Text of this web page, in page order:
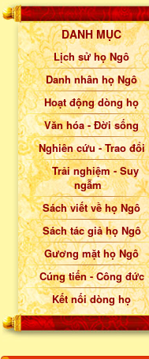
DANH MỤC
Lịch sử họ Ngô
Danh nhân họ Ngô
Hoạt động dòng họ
Văn hóa - Đời sống
Nghiên cứu - Trao đổi
Trải nghiệm - Suy
ngẫm
Sách viết về họ Ngô
Sách tác giả họ Ngô
Gương mặt họ Ngô
Cúng tiến - Công đức
Kết nối dòng họ